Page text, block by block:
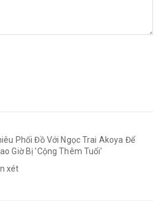
Phối Đồ Với Ngọc Trai Akoya Để
Giờ Bị 'Cộng Thêm Tuổi'
xét